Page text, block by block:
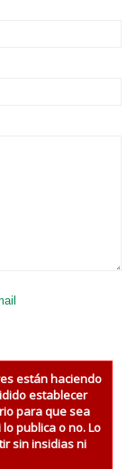
están haciendo
establecer
para que sea
publica o no. Lo
sin insidias ni